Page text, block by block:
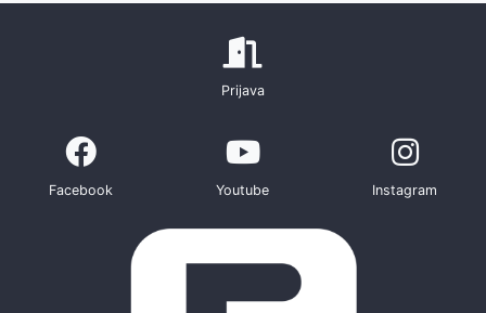
Prijava
Facebook Youtube Instagram